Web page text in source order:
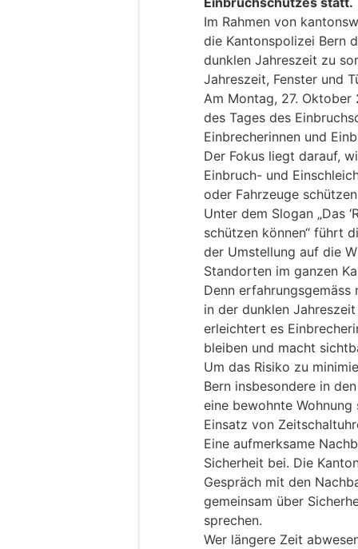
Im Rahmen von
die Kantonspolizei Bern
dunklen Jahreszeit zu
Jahreszeit, Fenster und
Am Montag, 27.
des Tages des
Einbrecherinnen und
Der Fokus liegt darauf,
Einbruch- und
oder Fahrzeuge
Unter dem Slogan „Das
schützen können“ führt
der Umstellung auf die
Standorten im ganzen
Denn
in der dunklen
erleichtert es
bleiben und macht
Um das Risiko zu
Bern insbesondere in
eine bewohnte
Einsatz von
Eine aufmerksame
Sicherheit bei. Die
Gespräch mit den
gemeinsam über
sprechen.
Wer längere Zeit